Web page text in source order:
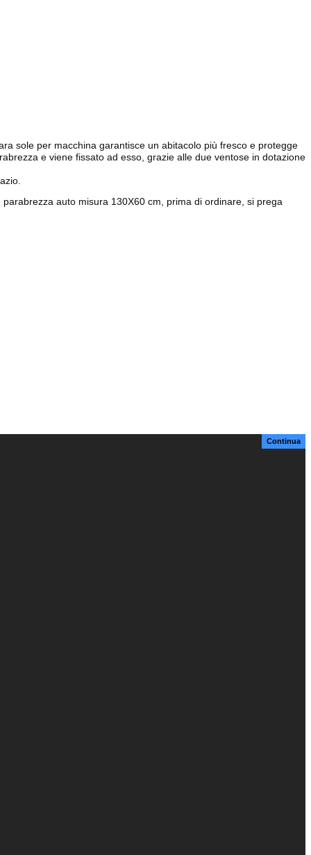
sole per macchina garantisce un abitacolo più fresco e protegge
e viene fissato ad esso, grazie alle due ventose in dotazione
auto misura 130X60 cm, prima di ordinare, si prega
Continua